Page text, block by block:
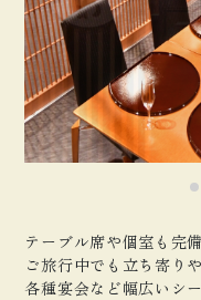
テーブル席や個室も完
ご旅行中でも立ち寄り
各種宴会など幅広いシ